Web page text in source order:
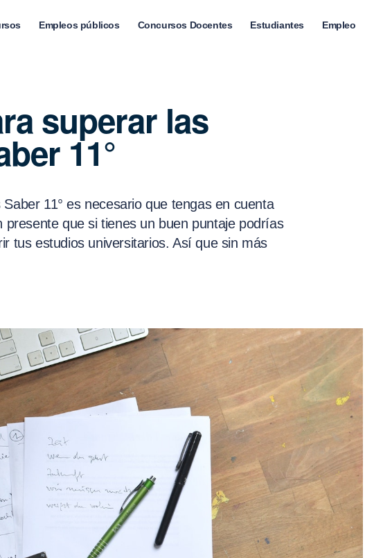
Empleos públicos Concursos Docentes Estudiantes Empleo
superar las
11°
11° es necesario que tengas en cuenta
presente que si tienes un buen puntaje podrías
tus estudios universitarios. Así que sin más